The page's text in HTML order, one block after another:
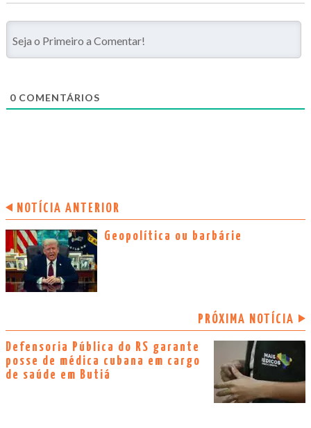
0 COMENTÁRIOS
NOTÍCIA ANTERIOR
Geopolítica ou barbárie
PRÓXIMA NOTÍCIA
Defensoria Pública do RS garante
posse de médica cubana em cargo
de saúde em Butiá